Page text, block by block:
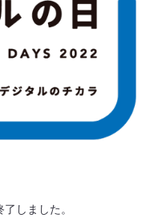
しました。